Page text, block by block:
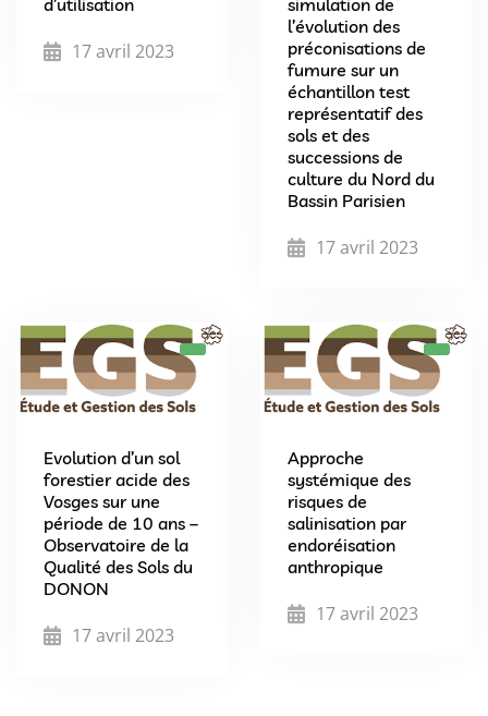
d’utilisation
17 avril 2023
simulation de
l’évolution des
préconisations de
fumure sur un
échantillon test
représentatif des
sols et des
successions de
culture du Nord du
Bassin Parisien
17 avril 2023
Evolution d’un sol
forestier acide des
Vosges sur une
période de 10 ans –
Observatoire de la
Qualité des Sols du
DONON
17 avril 2023
Approche
systémique des
risques de
salinisation par
endoréisation
anthropique
17 avril 2023